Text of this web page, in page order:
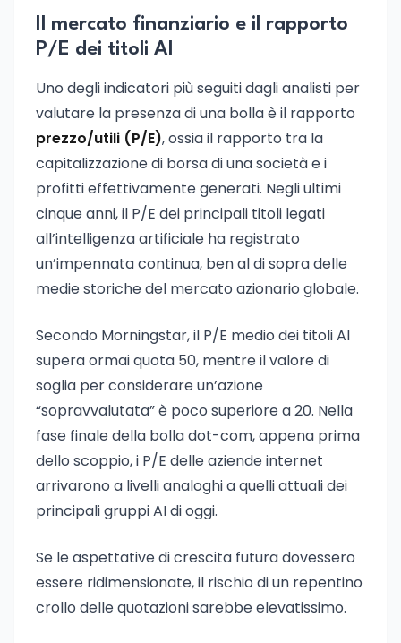
Il mercato finanziario e il rapporto
P/E dei titoli AI
Uno degli indicatori più seguiti dagli analisti per
valutare la presenza di una bolla è il rapporto
prezzo/utili (P/E), ossia il rapporto tra la
capitalizzazione di borsa di una società e i
profitti effettivamente generati. Negli ultimi
cinque anni, il P/E dei principali titoli legati
all’intelligenza artificiale ha registrato
un’impennata continua, ben al di sopra delle
medie storiche del mercato azionario globale.
Secondo Morningstar, il P/E medio dei titoli AI
supera ormai quota 50, mentre il valore di
soglia per considerare un’azione
“sopravvalutata” è poco superiore a 20. Nella
fase finale della bolla dot-com, appena prima
dello scoppio, i P/E delle aziende internet
arrivarono a livelli analoghi a quelli attuali dei
principali gruppi AI di oggi.
Se le aspettative di crescita futura dovessero
essere ridimensionate, il rischio di un repentino
crollo delle quotazioni sarebbe elevatissimo.